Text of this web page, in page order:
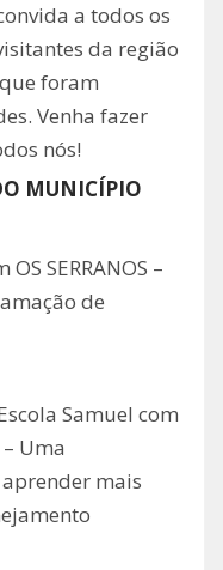
a todos os
da região
foram
Venha fazer
nós!
MUNICÍPIO
SERRANOS –
de
Samuel com
Uma
mais